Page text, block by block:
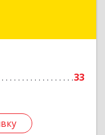
33
Подробнее